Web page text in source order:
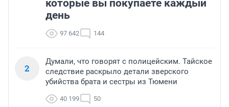
которые вы покупаете каждый
день
97 642 144
2
Думали, что говорят с полицейским. Тайское
следствие раскрыло детали зверского
убийства брата и сестры из Тюмени
40 199 50